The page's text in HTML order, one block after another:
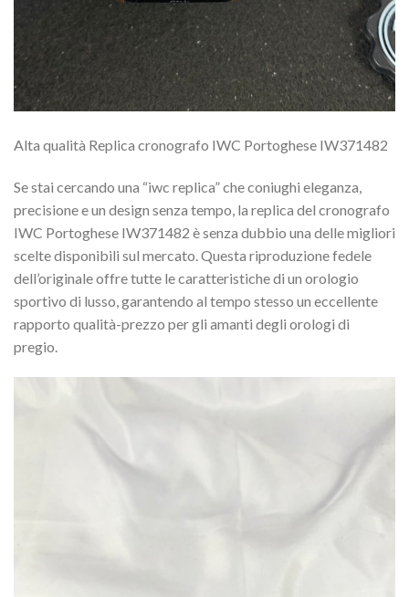
Alta qualità Replica cronografo IWC Portoghese IW371482
Se stai cercando una “iwc replica” che coniughi eleganza,
precisione e un design senza tempo, la replica del cronografo
IWC Portoghese IW371482 è senza dubbio una delle migliori
scelte disponibili sul mercato. Questa riproduzione fedele
dell’originale offre tutte le caratteristiche di un orologio
sportivo di lusso, garantendo al tempo stesso un eccellente
rapporto qualità-prezzo per gli amanti degli orologi di
pregio.